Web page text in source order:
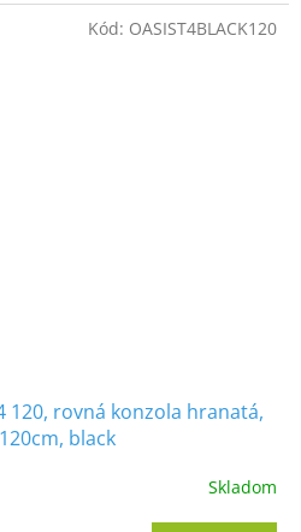
120, rovná konzola hranatá,
black
Skladom
Kód: OASIST4BLACK120